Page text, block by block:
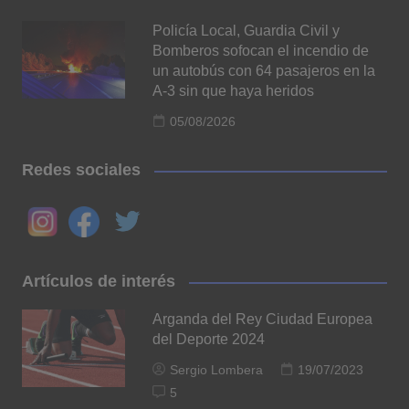
Policía Local, Guardia Civil y
Bomberos sofocan el incendio de
un autobús con 64 pasajeros en la
A-3 sin que haya heridos
05/08/2026
Redes sociales
Artículos de interés
Arganda del Rey Ciudad Europea
del Deporte 2024
Sergio Lombera
19/07/2023
5